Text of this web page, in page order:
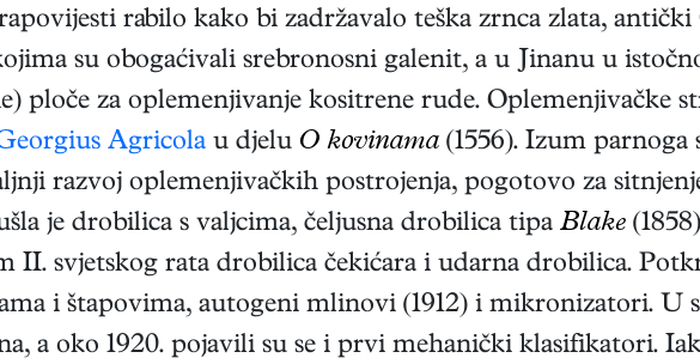
rabilo kako bi zadržavalo teška zrnca zlata,
su obogaćivali srebronosni galenit, a u Jinanu u
ploče za oplemenjivanje kositrene rude. Oplemenjivačke
Agricola u djelu O kovinama (1556). Izum
razvoj oplemenjivačkih postrojenja, pogotovo za
je drobilica s valjcima, čeljusna drobilica tipa Blake
II. svjetskog rata drobilica čekićara i udarna drobilica.
i štapovima, autogeni mlinovi (1912) i mikronizatori. U
a oko 1920. pojavili su se i prvi mehanički klasifikatori.